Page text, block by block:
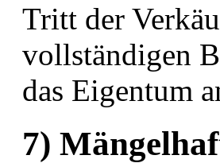
Tritt der
vollständigen
das Eigentum
7)